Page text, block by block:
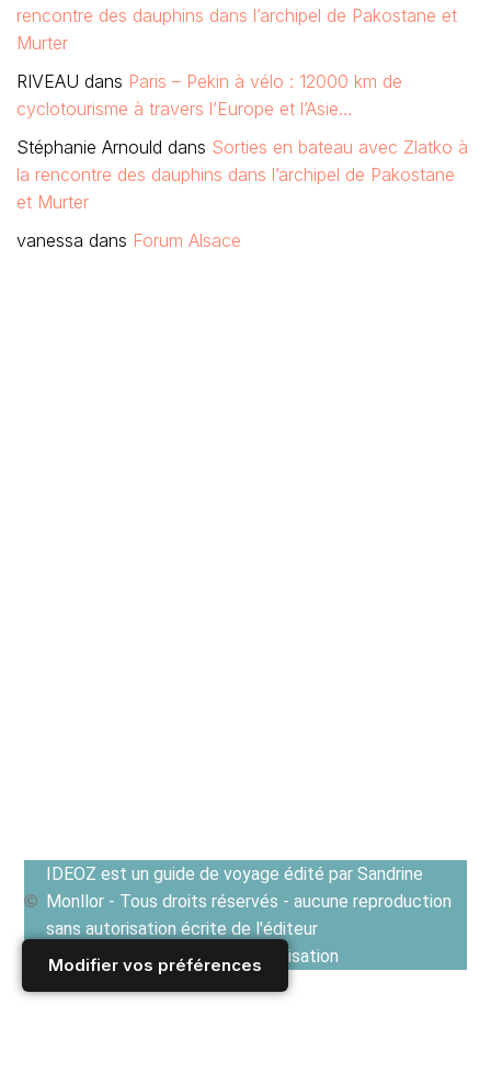
Modifier vos préférences
rencontre des dauphins dans l’archipel de Pakostane et
Murter
RIVEAU dans Paris – Pekin à vélo : 12000 km de
cyclotourisme à travers l’Europe et l’Asie…
Stéphanie Arnould dans Sorties en bateau avec Zlatko à
la rencontre des dauphins dans l’archipel de Pakostane
et Murter
vanessa dans Forum Alsace
IDEOZ est un guide de voyage édité par Sandrine
Monllor - Tous droits réservés - aucune reproduction
sans autorisation écrite de l'éditeur
Voir les Conditions générales d'utilisation